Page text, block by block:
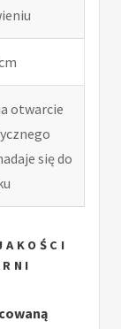
otwarcie
się do